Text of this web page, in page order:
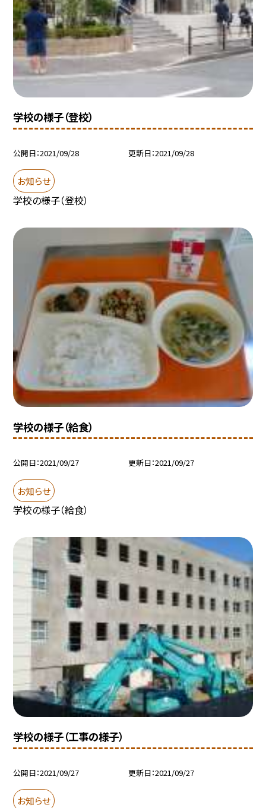
学校の様子（登校）
公開日 2021/09/28 更新日 2021/09/28
お知らせ
学校の様子（登校）
学校の様子（給食）
公開日 2021/09/27 更新日 2021/09/27
お知らせ
学校の様子（給食）
学校の様子（工事の様子）
公開日 2021/09/27 更新日 2021/09/27
お知らせ